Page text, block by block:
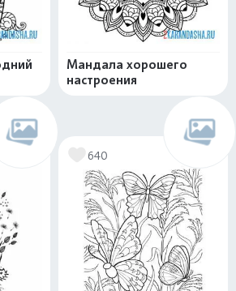
Мандала хорошего
настроения
640